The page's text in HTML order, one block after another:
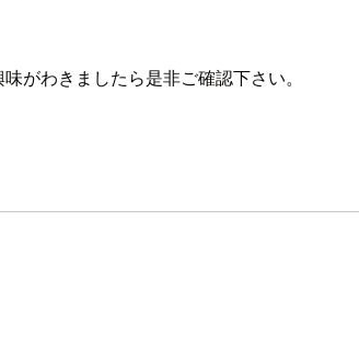
がわきましたら是非ご確認下さい。